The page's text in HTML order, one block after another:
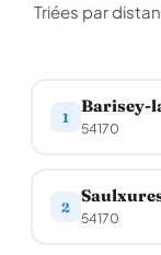
Triées par
1
Barisey-
54170
2
54170